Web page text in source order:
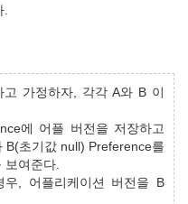
가정하자, 각각 A와 B 이
에 어플 버전을 저장하고
B(초기값 null) Preference를
여준다.
, 어플리케이션 버전을 B